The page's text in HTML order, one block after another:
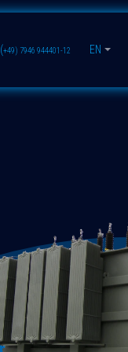
(+49) 7946 944401-12 EN